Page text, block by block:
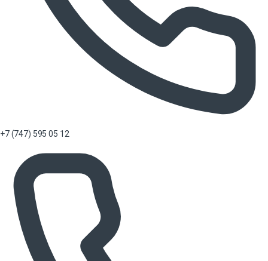
+7 (747) 595 05 12